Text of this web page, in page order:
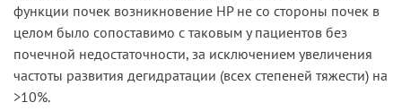
функции почек возникновение HP не со стороны почек в
целом было сопоставимо с таковым у пациентов без
почечной недостаточности, за исключением увеличения
частоты развития дегидратации (всех степеней тяжести) на
>10%.